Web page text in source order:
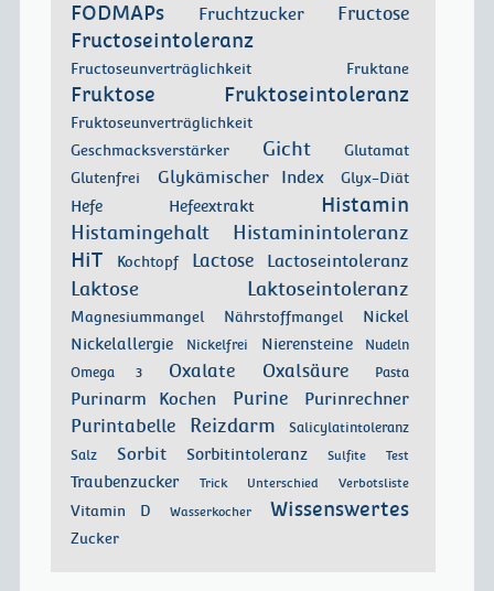
FODMAPs Fruchtzucker Fructose
Fructoseintoleranz
Fructoseunverträglichkeit Fruktane
Fruktose Fruktoseintoleranz
Fruktoseunverträglichkeit
Geschmacksverstärker Gicht
Glutamat
Glutenfrei
Glykämischer Index Glyx-Diät
Hefe Hefeextrakt Histamin
Histamingehalt Histaminintoleranz
HiT Kochtopf Lactose Lactoseintoleranz
Laktose Laktoseintoleranz
Magnesiummangel Nährstoffmangel
Nickel
Nickelallergie
Nickelfrei Nierensteine
Nudeln
Omega 3
Oxalate Oxalsäure Pasta
Purinarm Kochen Purine
Purinrechner
Purintabelle
Reizdarm
Salicylatintoleranz
Salz
Sorbit Sorbitintoleranz Sulfite Test
Traubenzucker Trick Unterschied Verbotsliste
Vitamin D Wasserkocher Wissenswertes
Zucker